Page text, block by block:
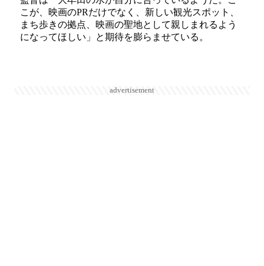
こが、映画のPRだけでなく、新しい観光スポット、
まち歩きの拠点、映画の聖地として親しまれるよう
になってほしい」と期待を膨らませている。
advertisement